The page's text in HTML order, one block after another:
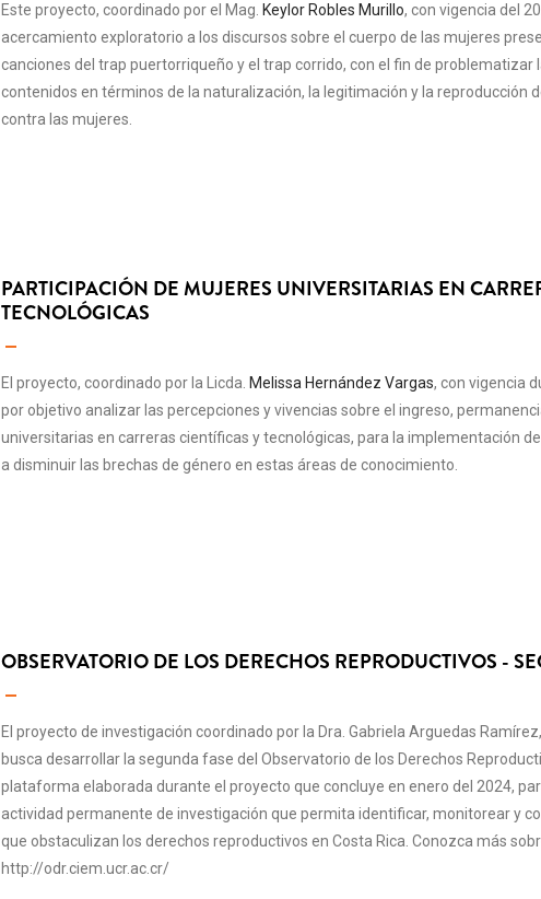
Este proyecto, coordinado por el Mag. Keylor Robles Murillo, con vigencia del
acercamiento exploratorio a los discursos sobre el cuerpo de las mujeres
canciones del trap puertorriqueño y el trap corrido, con el fin de problematizar
contenidos en términos de la naturalización, la legitimación y la reproducción
contra las mujeres.
PARTICIPACIÓN DE MUJERES UNIVERSITARIAS EN
TECNOLÓGICAS
El proyecto, coordinado por la Licda. Melissa Hernández Vargas, con vigencia
por objetivo analizar las percepciones y vivencias sobre el ingreso,
universitarias en carreras científicas y tecnológicas, para la implementación
a disminuir las brechas de género en estas áreas de conocimiento.
OBSERVATORIO DE LOS DERECHOS REPRODUCTIVOS -
El proyecto de investigación coordinado por la Dra. Gabriela Arguedas
busca desarrollar la segunda fase del Observatorio de los Derechos
plataforma elaborada durante el proyecto que concluye en enero del 2024,
actividad permanente de investigación que permita identificar, monitorear y
que obstaculizan los derechos reproductivos en Costa Rica. Conozca más
http://odr.ciem.ucr.ac.cr/